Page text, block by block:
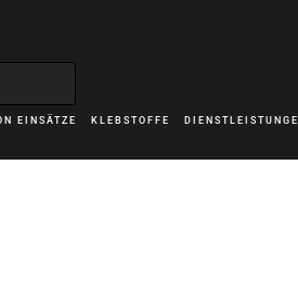
EINSÄTZE KLEBSTOFFE